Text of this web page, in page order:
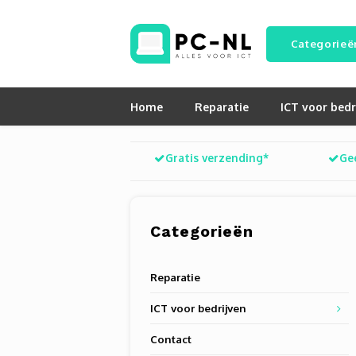
Home Reparatie ICT voor
Gratis verzending*
Categorieën
Reparatie
ICT voor bedrijven
Contact